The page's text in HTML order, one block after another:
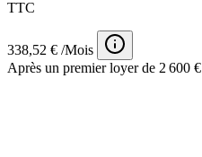
TTC
338,52 € /Mois
Après un premier loyer de 2 600 €